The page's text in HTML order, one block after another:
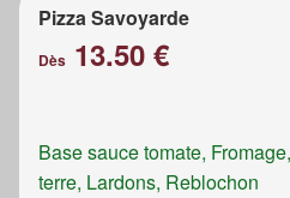
Pizza Savoyarde
Dès 13.50 €
Base sauce tomate,
terre, Lardons, Reblochon